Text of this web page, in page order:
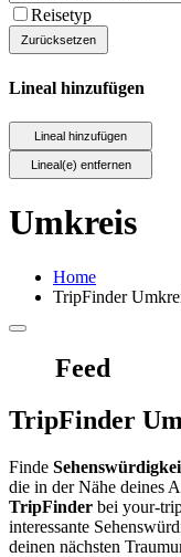
Reisetyp
Lineal hinzufügen
Umkreis
Home
TripFinder
Feed
TripFinder
Finde
die in der Nähe deines
TripFinder bei your-
interessante
deinen nächsten